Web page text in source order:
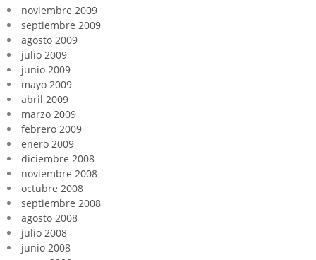
noviembre 2009
septiembre 2009
agosto 2009
julio 2009
junio 2009
mayo 2009
abril 2009
marzo 2009
febrero 2009
enero 2009
diciembre 2008
noviembre 2008
octubre 2008
septiembre 2008
agosto 2008
julio 2008
junio 2008